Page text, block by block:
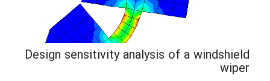
Design sensitivity analysis of a windshield
wiper